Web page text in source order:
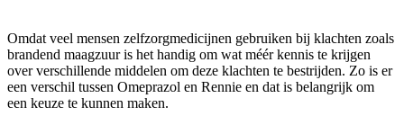
Omdat veel mensen zelfzorgmedicijnen gebruiken bij klachten zoals
brandend maagzuur is het handig om wat méér kennis te krijgen
over verschillende middelen om deze klachten te bestrijden. Zo is er
een verschil tussen Omeprazol en Rennie en dat is belangrijk om
een keuze te kunnen maken.